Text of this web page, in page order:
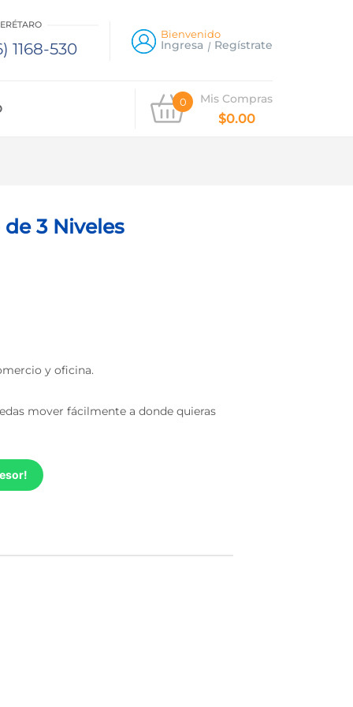
1168-530
Bienvenido
Ingresa Regístrate
0 Mis Compras
$0.00
3 Niveles
y oficina.
mover fácilmente a donde quieras